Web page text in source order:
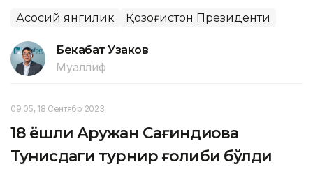
Асосий янгилик Қозоғистон Президенти
Бекабат Узаков
Муаллиф
09:05, 18 Сентябр 2023
18 ёшли Аружан Сағиндиқова
Тунисдаги турнир ғолиби бўлди